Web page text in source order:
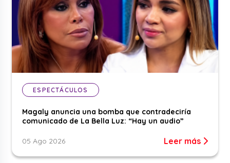
ESPECTÁCULOS
Magaly anuncia una bomba que contradeciría
comunicado de La Bella Luz: “Hay un audio”
05 Ago 2026 Leer más